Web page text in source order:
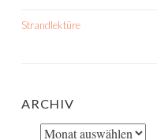
Strandlektüre
ARCHIV
Archiv